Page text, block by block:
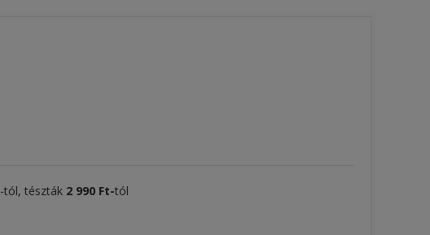
-tól, tészták 2 990 Ft-tól